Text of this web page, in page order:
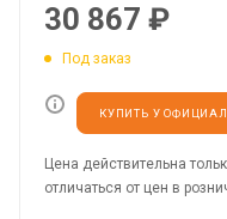
30 867 ₽
Под заказ
КУПИТЬ У
Цена действительна
отличаться от цен в